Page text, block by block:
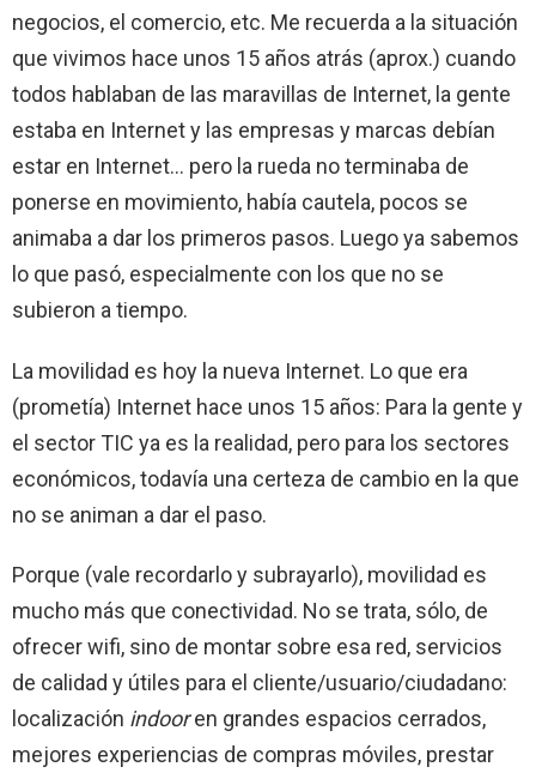
negocios, el comercio, etc. Me recuerda a la situación
que vivimos hace unos 15 años atrás (aprox.) cuando
todos hablaban de las maravillas de Internet, la gente
estaba en Internet y las empresas y marcas debían
estar en Internet… pero la rueda no terminaba de
ponerse en movimiento, había cautela, pocos se
animaba a dar los primeros pasos. Luego ya sabemos
lo que pasó, especialmente con los que no se
subieron a tiempo.
La movilidad es hoy la nueva Internet. Lo que era
(prometía) Internet hace unos 15 años: Para la gente y
el sector TIC ya es la realidad, pero para los sectores
económicos, todavía una certeza de cambio en la que
no se animan a dar el paso.
Porque (vale recordarlo y subrayarlo), movilidad es
mucho más que conectividad. No se trata, sólo, de
ofrecer wifi, sino de montar sobre esa red, servicios
de calidad y útiles para el cliente/usuario/ciudadano:
localización indooren grandes espacios cerrados,
mejores experiencias de compras móviles, prestar